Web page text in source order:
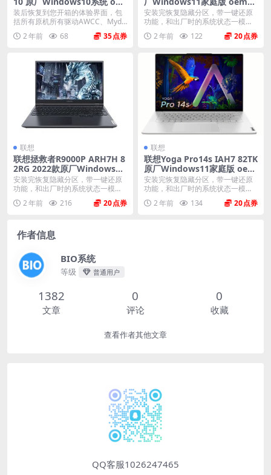
m系统 不带F12功能
装后恢复到您开箱的体验界面，包
括所有原机所有驱动AWCC、Myde
ll、offi...
2 年前 68 35
统镜像下载
安装完恢复隐藏分区，带一键还原
功能，和出厂时的系统状态一模一
样。 机型(MTM)...
2 年前 122 20
联想
联想拯救者R9000P ARH7H 8
2RG 2022款原厂Windows11
家庭中文版恢复镜像 原厂oe
m系统
安装完恢复隐藏分区，带一键还原
功能，和出厂时的系统状态一模一
样。 机型(MTM)...
2 年前 216 20
联想
联想Yoga Pro14s IAH7 82TK
原厂Windows11家庭版 oem
系统镜像下载
安装完恢复隐藏分区，带一键还原
功能，和出厂时的系统状态一模一
样。 机型(MTM)...
2 年前 134 20
作者信息
BIO系统
等级 普通用户
1382
文章
0
评论
0
收藏
查看作者其他文章
QQ客服1026247465